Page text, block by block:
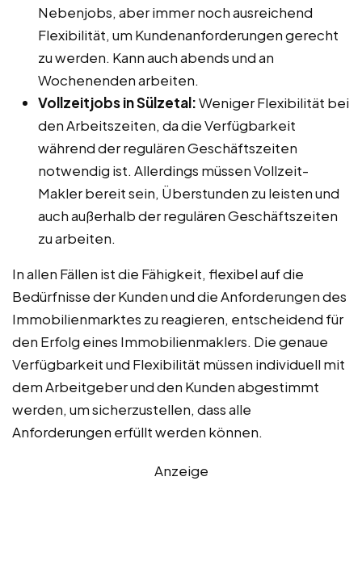
Nebenjobs, aber immer noch ausreichend
Flexibilität, um Kundenanforderungen gerecht
zu werden. Kann auch abends und an
Wochenenden arbeiten.
Vollzeitjobs in Sülzetal:Weniger Flexibilität bei
den Arbeitszeiten, da die Verfügbarkeit
während der regulären Geschäftszeiten
notwendig ist. Allerdings müssen Vollzeit-
Makler bereit sein, Überstunden zu leisten und
auch außerhalb der regulären Geschäftszeiten
zu arbeiten.
In allen Fällen ist die Fähigkeit, flexibel auf die
Bedürfnisse der Kunden und die Anforderungen des
Immobilienmarktes zu reagieren, entscheidend für
den Erfolg eines Immobilienmaklers. Die genaue
Verfügbarkeit und Flexibilität müssen individuell mit
dem Arbeitgeber und den Kunden abgestimmt
werden, um sicherzustellen, dass alle
Anforderungen erfüllt werden können.
Anzeige